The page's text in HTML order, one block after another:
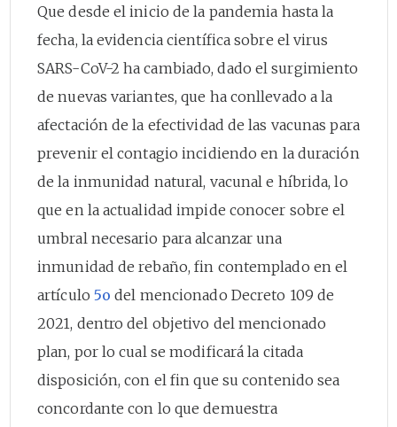
Que desde el inicio de la pandemia hasta la
fecha, la evidencia científica sobre el virus
SARS-CoV-2 ha cambiado, dado el surgimiento
de nuevas variantes, que ha conllevado a la
afectación de la efectividad de las vacunas para
prevenir el contagio incidiendo en la duración
de la inmunidad natural, vacunal e híbrida, lo
que en la actualidad impide conocer sobre el
umbral necesario para alcanzar una
inmunidad de rebaño, fin contemplado en el
artículo 5o del mencionado Decreto 109 de
2021, dentro del objetivo del mencionado
plan, por lo cual se modificará la citada
disposición, con el fin que su contenido sea
concordante con lo que demuestra